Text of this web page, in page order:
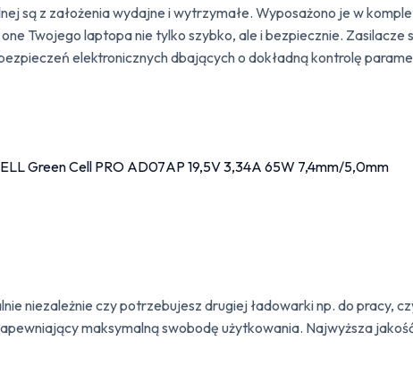
są z założenia wydajne i wytrzymałe. Wyposażono je w
Twojego laptopa nie tylko szybko, ale i bezpiecznie. Zasilacze
elektronicznych dbających o dokładną kontrolę
niezależnie czy potrzebujesz drugiej ładowarki np. do pracy,
maksymalną swobodę użytkowania. Najwyższa